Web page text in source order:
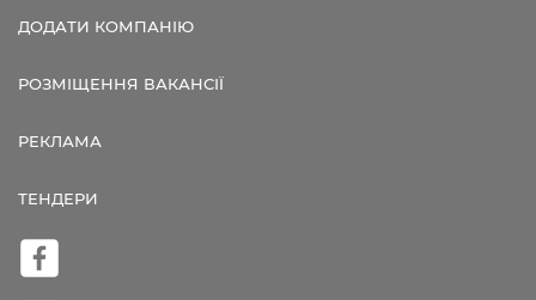
ДОДАТИ КОМПАНІЮ
РОЗМІЩЕННЯ ВАКАНСІЇ
РЕКЛАМА
ТЕНДЕРИ